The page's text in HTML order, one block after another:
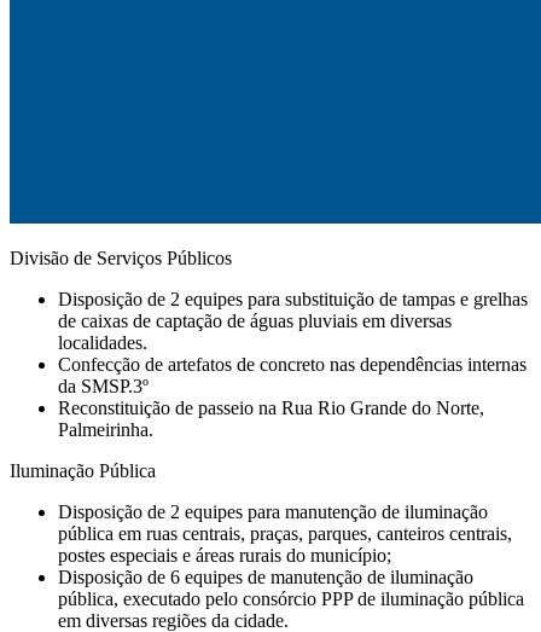
Divisão de Serviços Públicos
Disposição de 2 equipes para substituição de tampas e grelhas
de caixas de captação de águas pluviais em diversas
localidades.
Confecção de artefatos de concreto nas dependências internas
da SMSP.3º
Reconstituição de passeio na Rua Rio Grande do Norte,
Palmeirinha.
Iluminação Pública
Disposição de 2 equipes para manutenção de iluminação
pública em ruas centrais, praças, parques, canteiros centrais,
postes especiais e áreas rurais do município;
Disposição de 6 equipes de manutenção de iluminação
pública, executado pelo consórcio PPP de iluminação pública
em diversas regiões da cidade.